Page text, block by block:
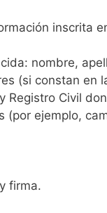
inscrita
nombre,
(si constan en
Registro Civil
(por ejemplo,
firma.